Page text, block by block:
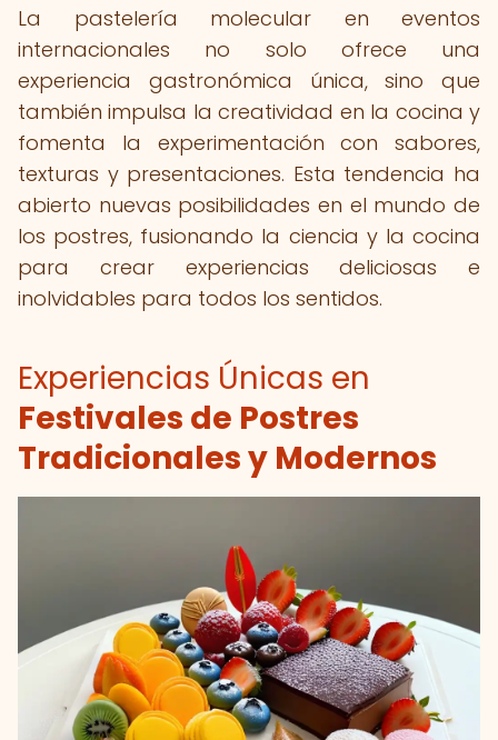
La pastelería molecular en eventos
internacionales no solo ofrece una
experiencia gastronómica única, sino que
también impulsa la creatividad en la cocina y
fomenta la experimentación con sabores,
texturas y presentaciones. Esta tendencia ha
abierto nuevas posibilidades en el mundo de
los postres, fusionando la ciencia y la cocina
para crear experiencias deliciosas e
inolvidables para todos los sentidos.
Experiencias Únicas en
Festivales de Postres
Tradicionales y Modernos